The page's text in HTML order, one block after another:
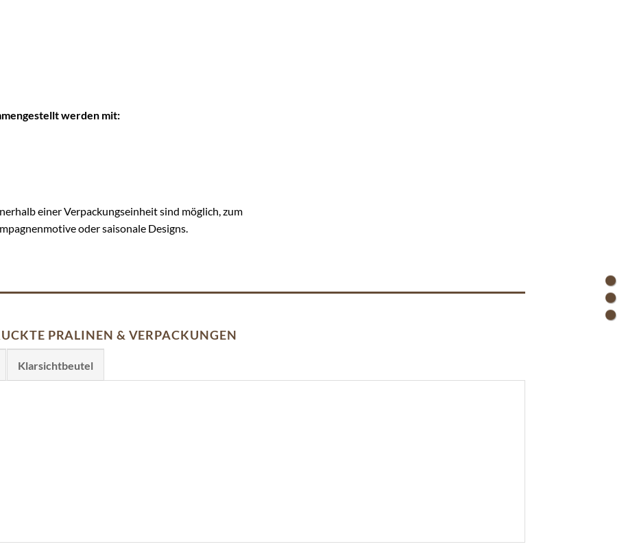
werden mit:
einer Verpackungseinheit sind möglich, zum
oder saisonale Designs.
PRALINEN & VERPACKUNGEN
Klarsichtbeutel